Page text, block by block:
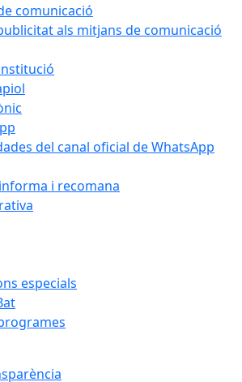
comunicació
als mitjans de comunicació
del canal oficial de WhatsApp
i recomana
especials